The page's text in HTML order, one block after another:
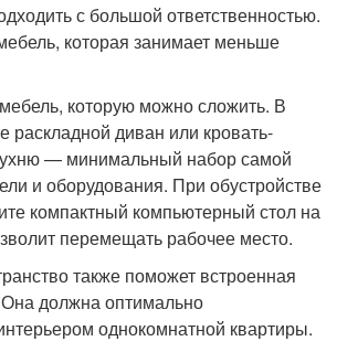
с большой ответственностью.
которая занимает меньше
которую можно сложить. В
раскладной диван или кровать-
— минимальный набор самой
и оборудования. При обустройстве
компактный компьютерный стол на
перемещать рабочее место.
также поможет встроенная
должна оптимально
однокомнатной квартиры.